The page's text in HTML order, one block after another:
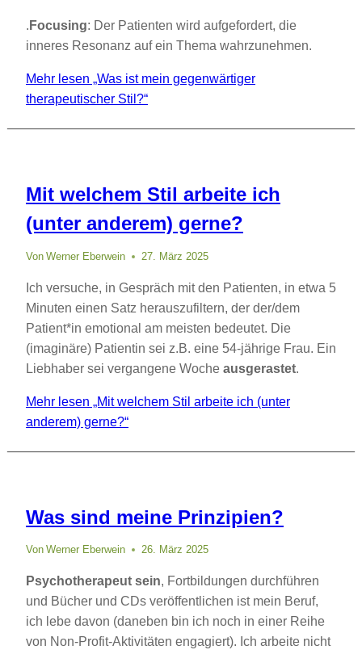
. Focusing: Der Patienten wird aufgefordert, die
inneres Resonanz auf ein Thema wahrzunehmen.
Mehr lesen „Was ist mein gegenwärtiger
therapeutischer Stil?“
Mit welchem Stil arbeite ich
(unter anderem) gerne?
Von Werner Eberwein 27. März 2025
Ich versuche, in Gespräch mit den Patienten, in etwa 5
Minuten einen Satz herauszufiltern, der der/dem
Patient*in emotional am meisten bedeutet. Die
(imaginäre) Patientin sei z.B. eine 54-jährige Frau. Ein
Liebhaber sei vergangene Woche ausgerastet.
Mehr lesen „Mit welchem Stil arbeite ich (unter
anderem) gerne?“
Was sind meine Prinzipien?
Von Werner Eberwein 26. März 2025
Psychotherapeut sein, Fortbildungen durchführen
und Bücher und CDs veröffentlichen ist mein Beruf,
ich lebe davon (daneben bin ich noch in einer Reihe
von Non-Profit-Aktivitäten engagiert). Ich arbeite nicht